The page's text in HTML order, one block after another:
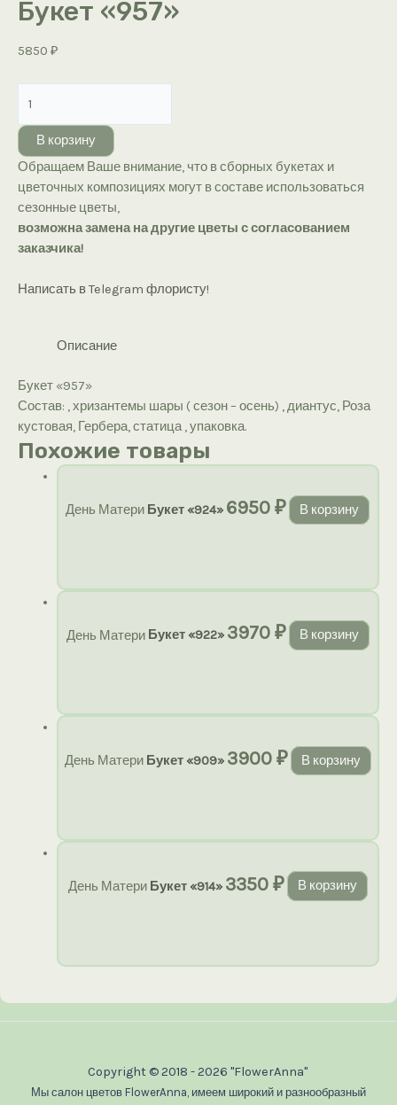
Букет «957»
5850 ₽
товара
Букет
«957»
В корзину
Обращаем Ваше внимание, что в сборных букетах и
цветочных композициях могут в составе использоваться
сезонные цветы,
возможна замена на другие цветы с согласованием
заказчика!
Написать в Telegram флористу!
Описание
Букет «957»
Состав: , хризантемы шары ( сезон – осень) , диантус, Роза
кустовая, Гербера, статица , упаковка.
Похожие товары
День Матери Букет «924» 6950₽ В корзину
День Матери Букет «922» 3970₽ В корзину
День Матери Букет «909» 3900₽ В корзину
День Матери Букет «914» 3350₽ В корзину
Copyright © 2018 - 2026 "FlowerAnna"
Мы салон цветов FlowerAnna, имеем широкий и разнообразный